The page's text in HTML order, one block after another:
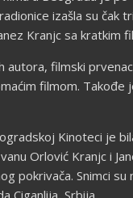
izašla su čak
Kranjc sa kratkim
autora, filmski
filmom. Takođe
Kinoteci je
Orlović Kranjc i
pokrivača. Snimci
Ciganlija, Srbija.